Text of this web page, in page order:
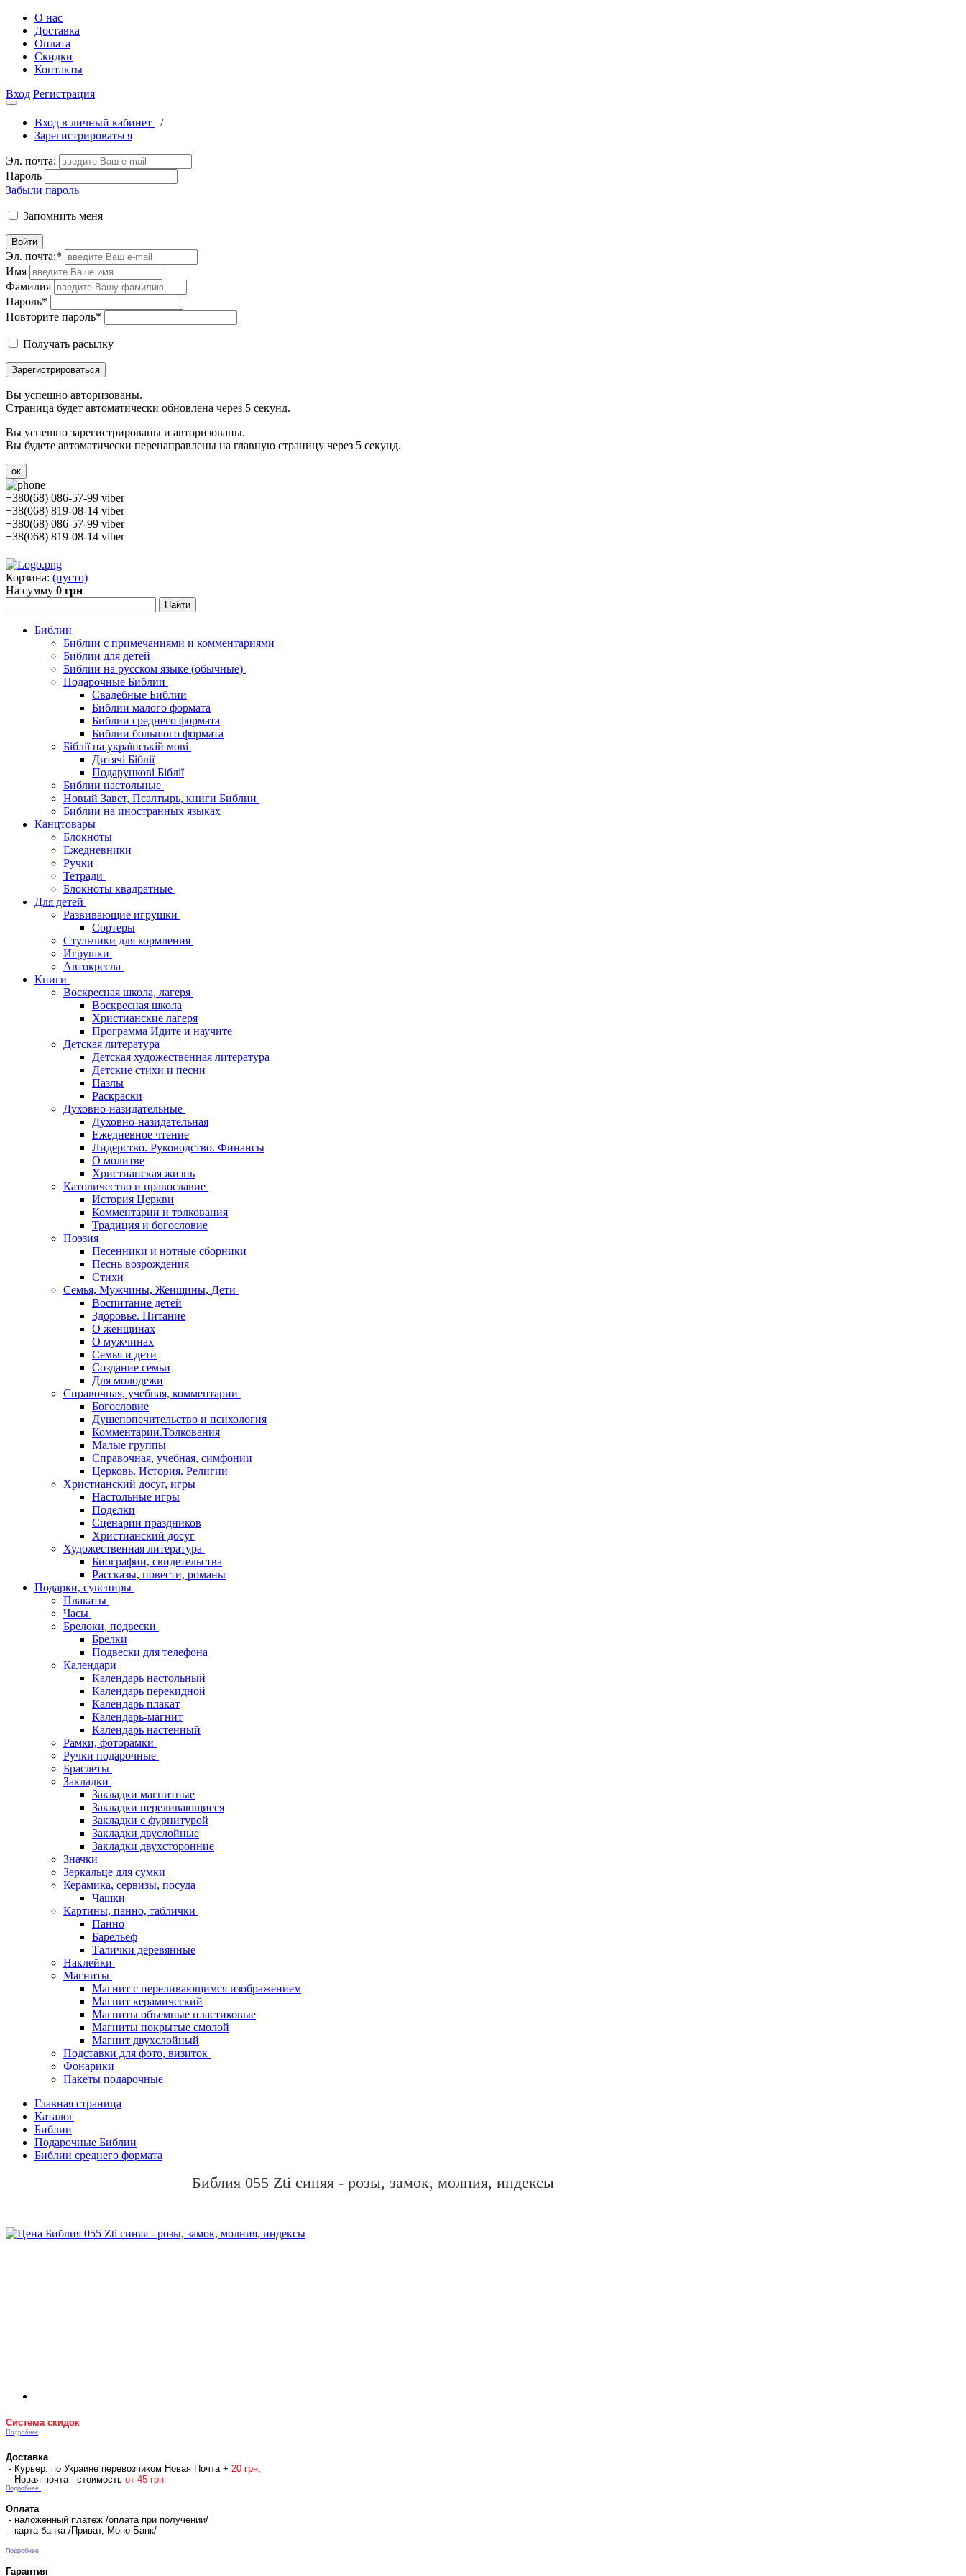
О нас
Доставка
Оплата
Скидки
Контакты
Вход Регистрация
Вход в личный кабинет
/
Зарегистрироваться
Эл. почта:
Пароль
Забыли пароль
Запомнить меня
Войти
Эл. почта:*
Имя
Фамилия
Пароль*
Повторите пароль*
Получать расылку
Зарегистрироваться
Вы успешно авторизованы.
Страница будет автоматически обновлена через 5 секунд.
Вы успешно зарегистрированы и авторизованы.
Вы будете автоматически перенаправлены на главную страницу через 5 секунд.
ок
+380(68) 086-57-99 viber
+38(068) 819-08-14 viber
+380(68) 086-57-99 viber
+38(068) 819-08-14 viber
Корзина: (пусто)
На сумму 0 грн
Библии
Библии с примечаниями и комментариями
Библии для детей
Библии на русском языке (обычные)
Подарочные Библии
Свадебные Библии
Библии малого формата
Библии среднего формата
Библии большого формата
Біблії на українській мові
Дитячі Біблії
Подарункові Біблії
Библии настольные
Новый Завет, Псалтырь, книги Библии
Библии на иностранных языках
Канцтовары
Блокноты
Ежедневники
Ручки
Тетради
Блокноты квадратные
Для детей
Развивающие игрушки
Сортеры
Стульчики для кормления
Игрушки
Автокресла
Книги
Воскресная школа, лагеря
Воскресная школа
Христианские лагеря
Программа Идите и научите
Детская литература
Детская художественная литература
Детские стихи и песни
Пазлы
Раскраски
Духовно-назидательные
Духовно-назидательная
Ежедневное чтение
Лидерство. Руководство. Финансы
О молитве
Христианская жизнь
Католичество и православие
История Церкви
Комментарии и толкования
Традиция и богословие
Поэзия
Песенники и нотные сборники
Песнь возрождения
Стихи
Семья, Мужчины, Женщины, Дети
Воспитание детей
Здоровье. Питание
О женщинах
О мужчинах
Семья и дети
Создание семьи
Для молодежи
Справочная, учебная, комментарии
Богословие
Душепопечительство и психология
Комментарии.Толкования
Малые группы
Справочная, учебная, симфонии
Церковь. История. Религии
Христианский досуг, игры
Настольные игры
Поделки
Сценарии праздников
Христианский досуг
Художественная литература
Биографии, свидетельства
Рассказы, повести, романы
Подарки, сувениры
Плакаты
Часы
Брелоки, подвески
Брелки
Подвески для телефона
Календари
Календарь настольный
Календарь перекидной
Календарь плакат
Календарь-магнит
Календарь настенный
Рамки, фоторамки
Ручки подарочные
Браслеты
Закладки
Закладки магнитные
Закладки переливающиеся
Закладки с фурнитурой
Закладки двуслойные
Закладки двухсторонние
Значки
Зеркальце для сумки
Керамика, сервизы, посуда
Чашки
Картины, панно, таблички
Панно
Барельеф
Талички деревянные
Наклейки
Магниты
Магнит с переливающимся изображением
Магнит керамический
Магниты объемные пластиковые
Магниты покрытые смолой
Магнит двухслойный
Подставки для фото, визиток
Фонарики
Пакеты подарочные
Главная страница
Каталог
Библии
Подарочные Библии
Библии среднего формата
Библия 055 Zti синяя - розы, замок, молния, индексы
Система скидок
Подробнее
Доставка
- Курьер: по Украине перевозчиком Новая Почта + 20 грн;
- Новая почта - стоимость от 45 грн
Подробнее
Оплата
- наложенный платеж /оплата при получении/
- карта банка /Приват, Моно Банк/
Подробнее
Гарантия